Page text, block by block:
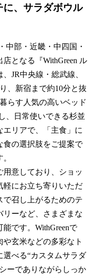
、サラダボウル
中部・近畿・中四国・
となる『WithGreen ル
JR中央線・総武線、
、新宿まで約10分と抜
らす人気の高いベッド
、日常使いできる杉並
エリアで、「主食」に
食の選択肢をご提案で
用意しており、ショッ
軽にお立ち寄りいただ
で召し上がるためのテ
リーなど、さまざまな
です。WithGreenで
玄米などの多彩なト
選べる“カスタムサラダ
ーでありながらしっか